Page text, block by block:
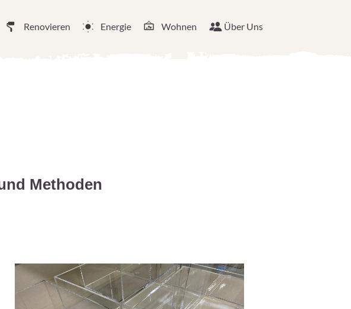
Renovieren Energie Wohnen Über Uns
Methoden